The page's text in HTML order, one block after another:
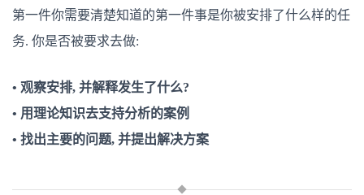
第一件你需要清楚知道的第一件事是你被安排了什么样的任
务. 你是否被要求去做:
• 观察安排, 并解释发生了什么?
• 用理论知识去支持分析的案例
• 找出主要的问题, 并提出解决方案